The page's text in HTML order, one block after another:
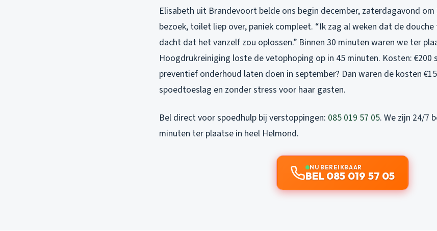
Elisabeth uit Brandevoort belde ons begin december, zaterdagavond om
bezoek, toilet liep over, paniek compleet. “Ik zag al weken dat de
dacht dat het vanzelf zou oplossen.” Binnen 30 minuten waren we ter
Hoogdrukreiniging loste de vetophoping op in 45 minuten. Kosten: €200
preventief onderhoud laten doen in september? Dan waren de kosten
spoedtoeslag en zonder stress voor haar gasten.
Bel direct voor spoedhulp bij verstoppingen: 085 019 57 05. We zijn 24/7
minuten ter plaatse in heel Helmond.
NU BEREIKBAAR
BEL 085 019 57 05